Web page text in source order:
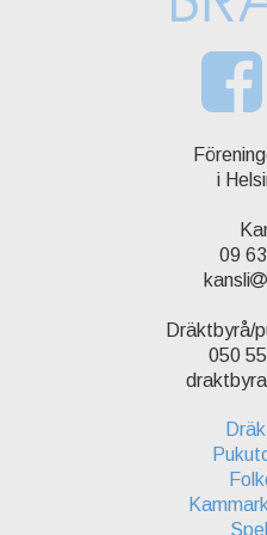
i
09
kansli
Dräktbyrå/
050
draktbyra